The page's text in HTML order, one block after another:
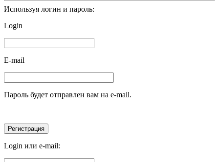
Используя логин и пароль:
Login
E-mail
Пароль будет отправлен вам на e-mail.
Login или e-mail: